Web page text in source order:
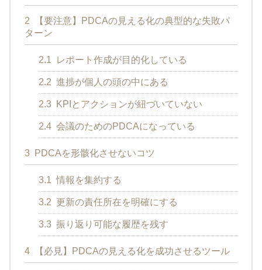
2
【要注意】PDCAの見える化の典型的な失敗パ
ターン
2.1 レポート作成が目的化している
2.2 進捗が個人の頭の中にある
2.3 KPIとアクションが紐づいていない
2.4 会議のためのPDCAになっている
3 PDCAを形骸化させないコツ
3.1 情報を集約する
3.2 更新の責任所在を明確にする
3.3 振り返り可能な履歴を残す
4 【必見】PDCAの見える化を成功させるツール